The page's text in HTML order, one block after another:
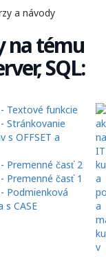
na tému
SQL:
Textové funkcie
Stránkovanie
s OFFSET a
Premenné časť 2
Premenné časť 1
Podmienková
s CASE